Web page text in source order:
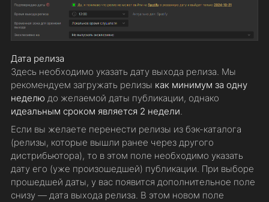
Дата релиза
Здесь необходимо указать дату выхода релиза. Мы
рекомендуем загружать релизы как минимум за одну
неделю до желаемой даты публикации, однако
идеальным сроком является 2 недели.
Если вы желаете перенести релизы из бэк-каталога
(релизы, которые вышли ранее через другого
дистрибьютора), то в этом поле необходимо указать
дату его (уже произошедшей) публикации. При выборе
прошедшей даты, у вас появится дополнительное поле
снизу — дата выхода релиза. В этом новом поле